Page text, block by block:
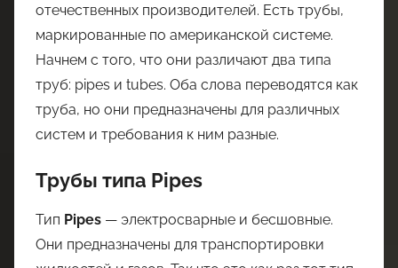
отечественных производителей. Есть трубы,
маркированные по американской системе.
Начнем с того, что они различают два типа
труб: pipes и tubes. Оба слова переводятся как
труба, но они предназначены для различных
систем и требования к ним разные.
Трубы типа Pipes
Тип Pipes — электросварные и бесшовные.
Они предназначены для транспортировки